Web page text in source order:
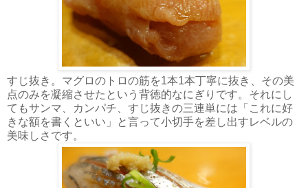
すじ抜き。マグロのトロの筋を1本1本丁寧に抜き、その美
点のみを凝縮させたという背徳的なにぎりです。それにし
てもサンマ、カンパチ、すじ抜きの三連単には「これに好
きな額を書くといい」と言って小切手を差し出すレベルの
美味しさです。